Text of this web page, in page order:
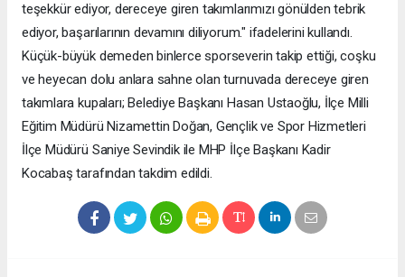
teşekkür ediyor, dereceye giren takımlarımızı gönülden tebrik
ediyor, başarılarının devamını diliyorum." ifadelerini kullandı.
Küçük-büyük demeden binlerce sporseverin takip ettiği, coşku
ve heyecan dolu anlara sahne olan turnuvada dereceye giren
takımlara kupaları; Belediye Başkanı Hasan Ustaoğlu, İlçe Milli
Eğitim Müdürü Nizamettin Doğan, Gençlik ve Spor Hizmetleri
İlçe Müdürü Saniye Sevindik ile MHP İlçe Başkanı Kadir
Kocabaş tarafından takdim edildi.